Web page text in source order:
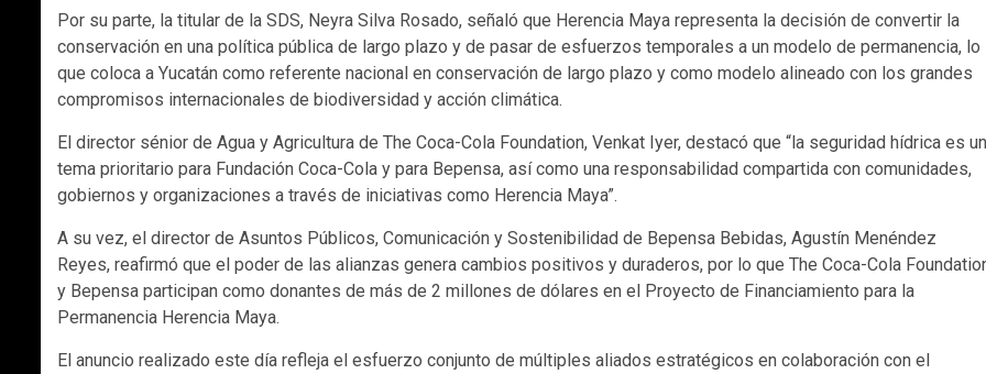
Por su parte, la titular de la SDS, Neyra Silva Rosado, señaló que Herencia Maya representa la decisión de convertir la
conservación en una política pública de largo plazo y de pasar de esfuerzos temporales a un modelo de permanencia, lo
que coloca a Yucatán como referente nacional en conservación de largo plazo y como modelo alineado con los grandes
compromisos internacionales de biodiversidad y acción climática.
El director sénior de Agua y Agricultura de The Coca-Cola Foundation, Venkat Iyer, destacó que “la seguridad hídrica es un
tema prioritario para Fundación Coca-Cola y para Bepensa, así como una responsabilidad compartida con comunidades,
gobiernos y organizaciones a través de iniciativas como Herencia Maya”.
A su vez, el director de Asuntos Públicos, Comunicación y Sostenibilidad de Bepensa Bebidas, Agustín Menéndez
Reyes, reafirmó que el poder de las alianzas genera cambios positivos y duraderos, por lo que The Coca-Cola
y Bepensa participan como donantes de más de 2 millones de dólares en el Proyecto de Financiamiento para la
Permanencia Herencia Maya.
El anuncio realizado este día refleja el esfuerzo conjunto de múltiples aliados estratégicos en colaboración con el